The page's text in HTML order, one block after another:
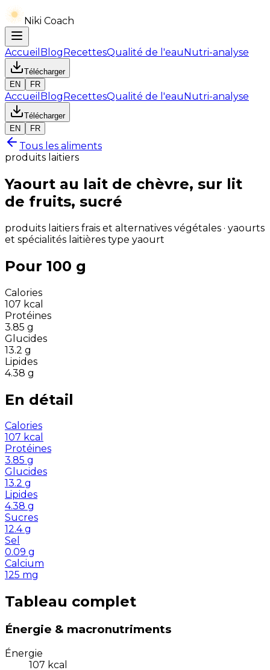
Niki Coach
Accueil BlogRecettesQualité de l'eauNutri-analyse
Télécharger
EN
FR
Accueil BlogRecettesQualité de l'eauNutri-analyse
Télécharger
EN
FR
Tous les aliments
produits laitiers
Yaourt au lait de chèvre, sur lit
de fruits, sucré
produits laitiers frais et alternatives végétales · yaourts
et spécialités laitières type yaourt
Pour 100 g
Calories
107 kcal
Protéines
3.85 g
Glucides
13.2 g
Lipides
4.38 g
En détail
Calories
107 kcal
Protéines
3.85 g
Glucides
13.2 g
Lipides
4.38 g
Sucres
12.4 g
Sel
0.09 g
Calcium
125 mg
Tableau complet
Énergie & macronutriments
Énergie
107 kcal